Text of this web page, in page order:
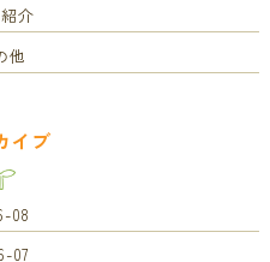
介
他
イブ
08
07